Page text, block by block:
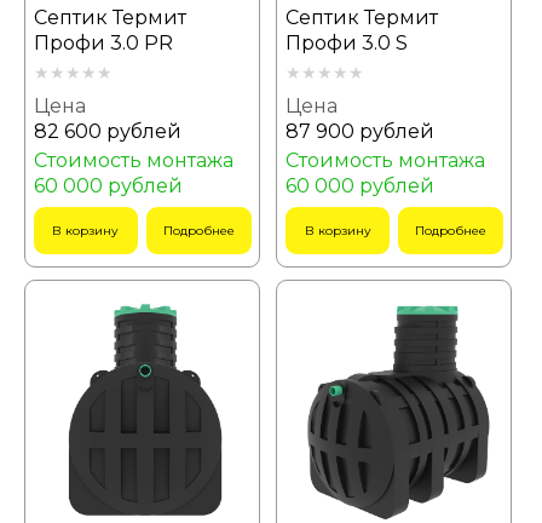
Септик Термит
Профи 3.0 PR
Цена
82 600 рублей
Стоимость монтажа
60 000 рублей
В корзину Подробнее
Септик Термит
Профи 3.0 S
Цена
87 900 рублей
Стоимость монтажа
60 000 рублей
В корзину Подробнее